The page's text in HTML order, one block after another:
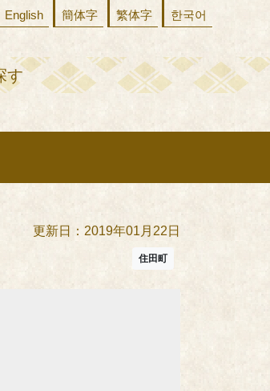
English 簡体字 繁体字 한국어
す
更新日：2019年01月22日
住田町